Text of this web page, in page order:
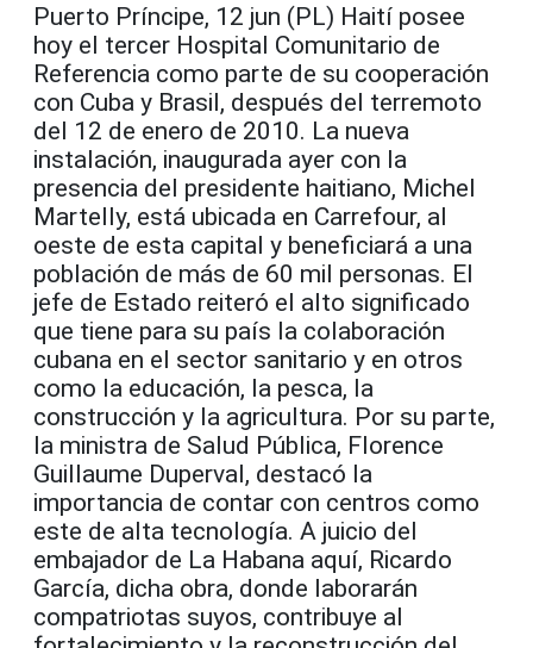
Puerto Príncipe, 12 jun (PL) Haití posee
hoy el tercer Hospital Comunitario de
Referencia como parte de su cooperación
con Cuba y Brasil, después del terremoto
del 12 de enero de 2010. La nueva
instalación, inaugurada ayer con la
presencia del presidente haitiano, Michel
Martelly, está ubicada en Carrefour, al
oeste de esta capital y beneficiará a una
población de más de 60 mil personas. El
jefe de Estado reiteró el alto significado
que tiene para su país la colaboración
cubana en el sector sanitario y en otros
como la educación, la pesca, la
construcción y la agricultura. Por su parte,
la ministra de Salud Pública, Florence
Guillaume Duperval, destacó la
importancia de contar con centros como
este de alta tecnología. A juicio del
embajador de La Habana aquí, Ricardo
García, dicha obra, donde laborarán
compatriotas suyos, contribuye al